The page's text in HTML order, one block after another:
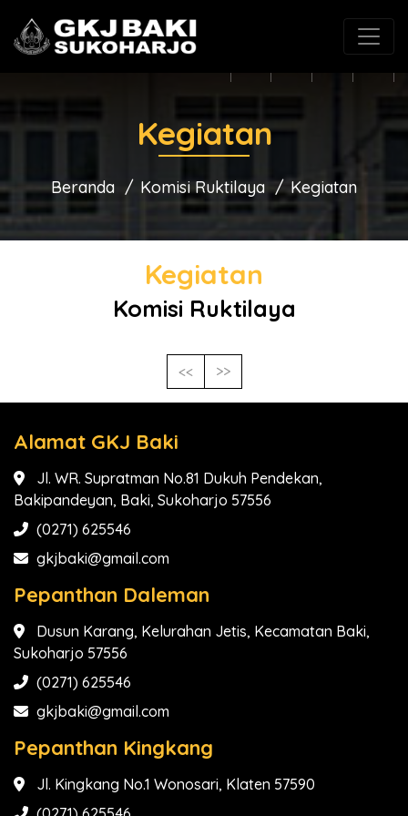
(0271) 625546 gkjbaki@gmail.com
Kegiatan
Beranda Komisi Ruktilaya Kegiatan
Kegiatan
Komisi Ruktilaya
<< >>
Alamat GKJ Baki
Jl. WR. Supratman No.81 Dukuh Pendekan,
Bakipandeyan, Baki, Sukoharjo 57556
(0271) 625546
gkjbaki@gmail.com
Pepanthan Daleman
Dusun Karang, Kelurahan Jetis, Kecamatan Baki,
Sukoharjo 57556
(0271) 625546
gkjbaki@gmail.com
Pepanthan Kingkang
Jl. Kingkang No.1 Wonosari, Klaten 57590